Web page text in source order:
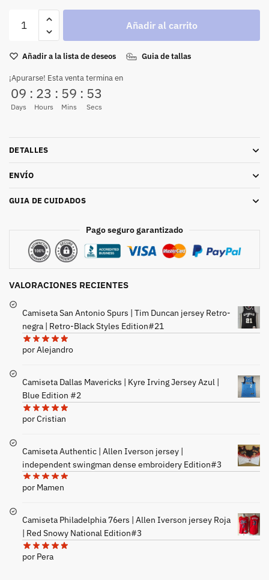
Añadir al carrito
Añadir a la lista de deseos Guia de tallas
¡Apurarse! Esta venta termina en
09
Days
: 23
Hours
: 59
Mins
: 53
Secs
DETALLES
ENVÍO
GUIA DE CUIDADOS
Pago seguro garantizado
VALORACIONES RECIENTES
Camiseta San Antonio Spurs | Tim Duncan jersey Retro-
negra | Retro-Black Styles Edition#21
por Alejandro
Camiseta Dallas Mavericks | Kyre Irving Jersey Azul |
Blue Edition #2
por Cristian
Camiseta Authentic | Allen Iverson jersey |
independent swingman dense embroidery Edition#3
por Mamen
Camiseta Philadelphia 76ers | Allen Iverson jersey Roja
| Red Snowy National Edition#3
por Pera